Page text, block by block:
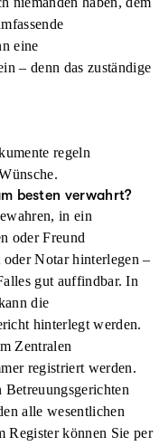
eine
– denn das zuständige
regeln
besten verwahrt?
in ein
oder Freund
Notar hinterlegen –
gut auffindbar. In
die
hinterlegt werden.
Zentralen
registriert werden.
Betreuungsgerichten
alle wesentlichen
Register können Sie per